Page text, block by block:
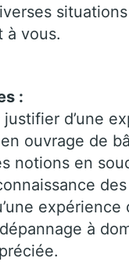
à vous.
:
d’une
ouvrage de
notions en
expérience
à